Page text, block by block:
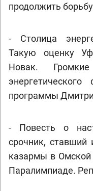
продолжить
- Столица
Такую оценку
Новак.
программы
- Повесть о
срочник, ставший
казармы в Омской
Паралимпиаде.